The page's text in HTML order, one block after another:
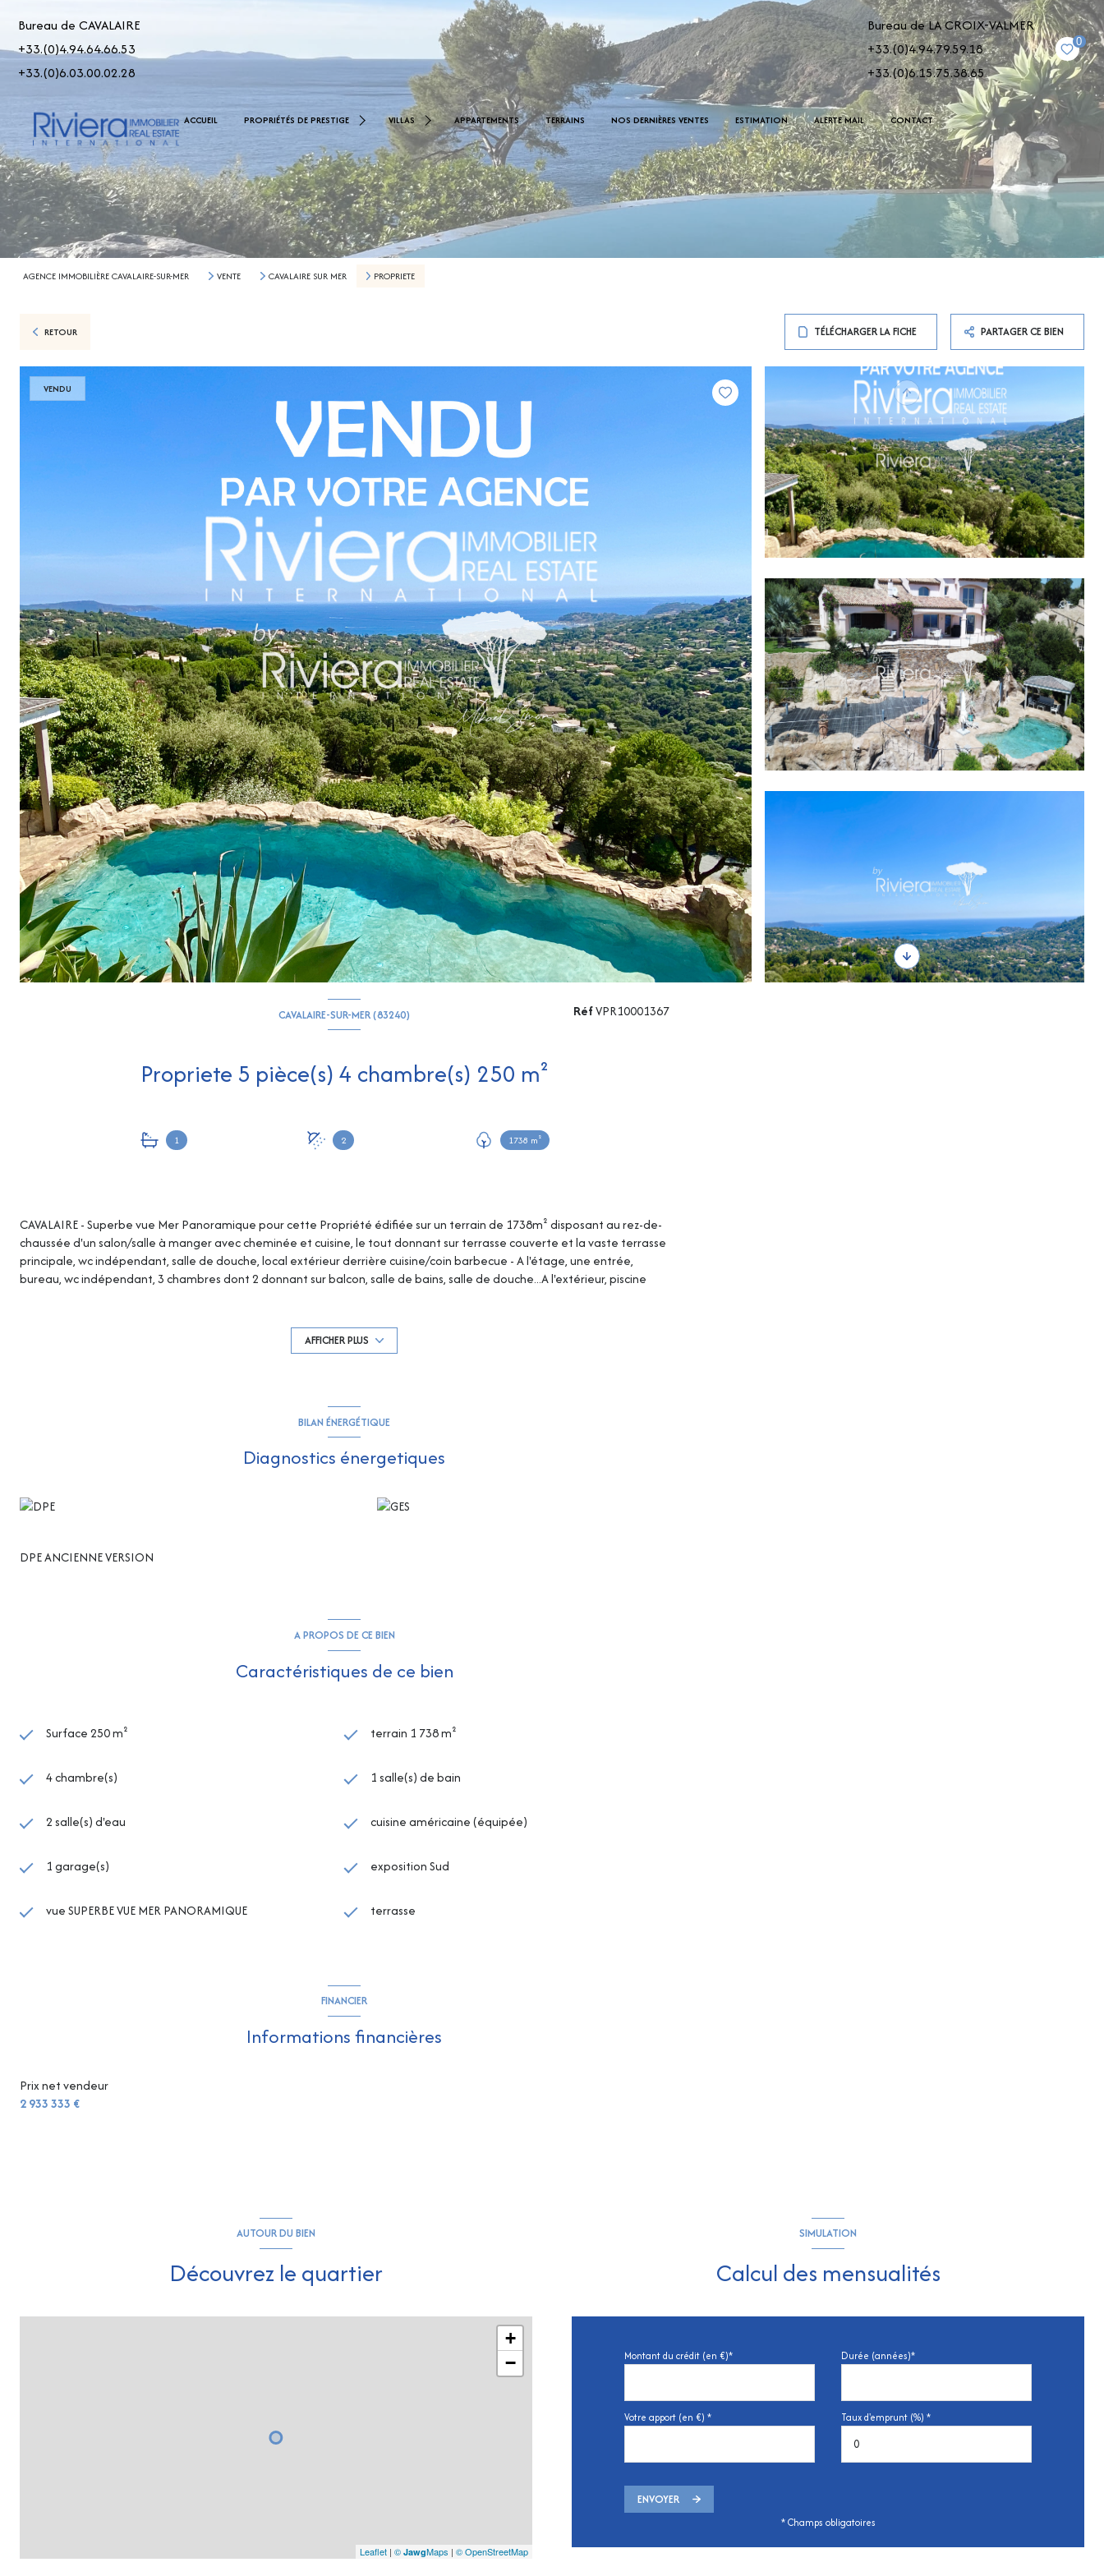
Bureau de CAVALAIRE
+33.(0)4.94.64.66.53
+33.(0)6.03.00.02.28
Bureau de LA CROIX-VALMER
+33.(0)4.94.79.59.18
+33.(0)6.15.75.38.65
0
ACCUEIL PROPRIÉTÉS DE PRESTIGE
De 2.500.000 € À 5.000.000 €
> 5.000.000 €
VILLAS
< 1.000.000 €
De 1.000.000 € À 2.000.000 €
De 2.000.000 € À 2.500.000 €
APPARTEMENTS TERRAINS NOS DERNIÈRES VENTES ESTIMATION ALERTE MAIL CONTACT
AGENCE IMMOBILIÈRE CAVALAIRE-SUR-MER VENTE CAVALAIRE SUR MER PROPRIETE
RETOUR TÉLÉCHARGER LA FICHE PARTAGER CE BIEN
VENDU
CAVALAIRE-SUR-MER (83240)
Propriete 5 pièce(s) 4 chambre(s) 250 m²
1 2 1738 m²
RéfVPR10001367
CAVALAIRE - Superbe vue Mer Panoramique pour cette Propriété édifiée sur un terrain de 1738m² disposant au rez-de-
chaussée d'un salon/salle à manger avec cheminée et cuisine, le tout donnant sur terrasse couverte et la vaste terrasse
principale, wc indépendant, salle de douche, local extérieur derrière cuisine/coin barbecue - A l'étage, une entrée,
bureau, wc indépendant, 3 chambres dont 2 donnant sur balcon, salle de bains, salle de douche...A l'extérieur, piscine
terrain...ETAT IMPECCABLE ! MAGNIFIQUE VUE MER ! AFFICHER PLUS
BILAN ÉNERGÉTIQUE
Diagnostics énergetiques
DPE ANCIENNE VERSION
A PROPOS DE CE BIEN
Caractéristiques de ce bien
Surface 250 m² terrain 1 738 m²
4 chambre(s) 1 salle(s) de bain
2 salle(s) d'eau cuisine américaine (équipée)
1 garage(s) exposition Sud
vue SUPERBE VUE MER PANORAMIQUE terrasse
FINANCIER
Informations financières
Prix net vendeur
2 933 333 €
AUTOUR DU BIEN
Découvrez le quartier
+
−
Leaflet | © JawgMaps | © OpenStreetMap
SIMULATION
Calcul des mensualités
Montant du crédit (en €)* Durée (années)*
Votre apport (en €) * Taux d'emprunt (%) *
ENVOYER
* Champs obligatoires